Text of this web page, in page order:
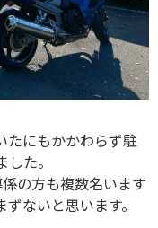
たにもかかわらず駐
た。
の方も複数名います
ないと思います。